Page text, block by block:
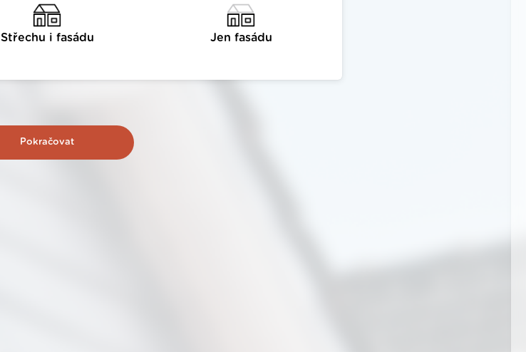
Střechu i fasádu Jen fasádu
Pokračovat